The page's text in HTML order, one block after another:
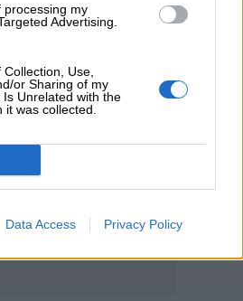
processing my
Advertising.
Use,
or Sharing of my
Unrelated with the
was collected.
Data Access Privacy Policy